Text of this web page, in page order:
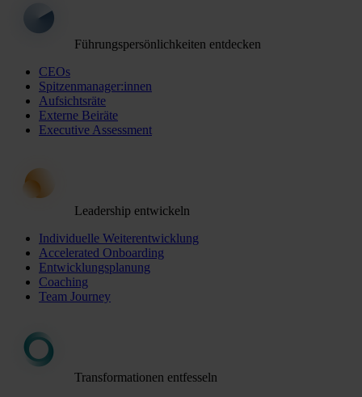
Führungspersönlichkeiten entdecken
CEOs
Spitzenmanager:innen
Aufsichtsräte
Externe Beiräte
Executive Assessment
Leadership entwickeln
Individuelle Weiterentwicklung
Accelerated Onboarding
Entwicklungsplanung
Coaching
Team Journey
Transformationen entfesseln